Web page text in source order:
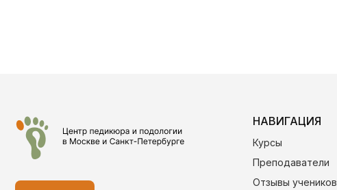
НАВИГАЦИЯ
Курсы
Преподаватели
Отзывы учеников